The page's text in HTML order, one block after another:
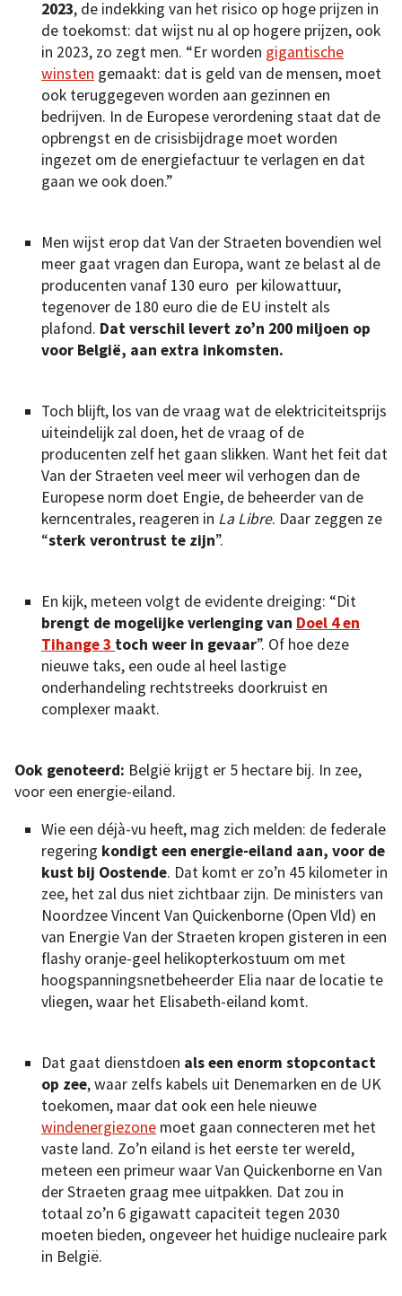
2023, de indekking van het risico op hoge prijzen in
de toekomst: dat wijst nu al op hogere prijzen, ook
in 2023, zo zegt men. “Er worden gigantische
winsten gemaakt: dat is geld van de mensen, moet
ook teruggegeven worden aan gezinnen en
bedrijven. In de Europese verordening staat dat de
opbrengst en de crisisbijdrage moet worden
ingezet om de energiefactuur te verlagen en dat
gaan we ook doen.”
Men wijst erop dat Van der Straeten bovendien wel
meer gaat vragen dan Europa, want ze belast al de
producenten vanaf 130 euro per kilowattuur,
tegenover de 180 euro die de EU instelt als
plafond. Dat verschil levert zo’n 200 miljoen op
voor België, aan extra inkomsten.
Toch blijft, los van de vraag wat de elektriciteitsprijs
uiteindelijk zal doen, het de vraag of de
producenten zelf het gaan slikken. Want het feit dat
Van der Straeten veel meer wil verhogen dan de
Europese norm doet Engie, de beheerder van de
kerncentrales, reageren in La Libre. Daar zeggen ze
“sterk verontrust te zijn”.
En kijk, meteen volgt de evidente dreiging: “Dit
brengt de mogelijke verlenging van Doel 4 en
Tihange 3 toch weer in gevaar”. Of hoe deze
nieuwe taks, een oude al heel lastige
onderhandeling rechtstreeks doorkruist en
complexer maakt.
Ook genoteerd: België krijgt er 5 hectare bij. In zee,
voor een energie-eiland.
Wie een déjà-vu heeft, mag zich melden: de federale
regering kondigt een energie-eiland aan, voor de
kust bij Oostende. Dat komt er zo’n 45 kilometer in
zee, het zal dus niet zichtbaar zijn. De ministers van
Noordzee Vincent Van Quickenborne (Open Vld) en
van Energie Van der Straeten kropen gisteren in een
flashy oranje-geel helikopterkostuum om met
hoogspanningsnetbeheerder Elia naar de locatie te
vliegen, waar het Elisabeth-eiland komt.
Dat gaat dienstdoen als een enorm stopcontact
op zee, waar zelfs kabels uit Denemarken en de UK
toekomen, maar dat ook een hele nieuwe
windenergiezone moet gaan connecteren met het
vaste land. Zo’n eiland is het eerste ter wereld,
meteen een primeur waar Van Quickenborne en Van
der Straeten graag mee uitpakken. Dat zou in
totaal zo’n 6 gigawatt capaciteit tegen 2030
moeten bieden, ongeveer het huidige nucleaire park
in België.